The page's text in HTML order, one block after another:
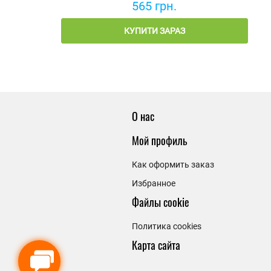
565 грн.
КУПИТИ ЗАРАЗ
О нас
Мой профиль
Как оформить заказ
Избранное
Файлы cookie
Политика cookies
Карта сайта